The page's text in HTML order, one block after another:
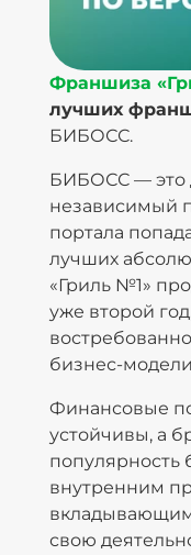
Франшиза
лучших
БИБОСС.
БИБОСС — это
независимый
портала
лучших
«Гриль №1»
уже второй
бизнес-
Финансовые
устойчивы, а
популярность
внутренним
свою